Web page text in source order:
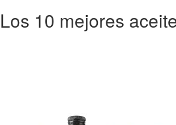
Los 10 mejores